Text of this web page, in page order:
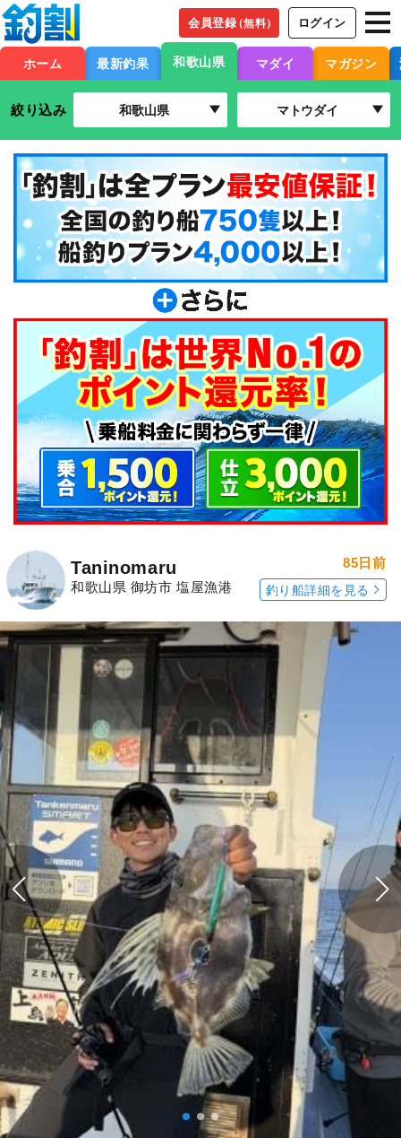
会員登録（無料） ログイン
ホーム 最新釣果 和歌山県 マダイ マガジン
絞り込み 和歌山県 マトウダイ
Taninomaru
和歌山県 御坊市 塩屋漁港
85日前
釣り船詳細を見る